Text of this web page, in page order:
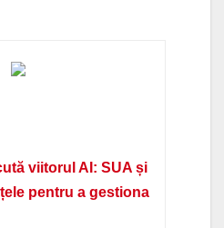
viitorul AI: SUA și
pentru a gestiona